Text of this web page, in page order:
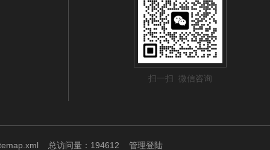
扫一扫 微信咨询
总访问量：194612 管理登陆